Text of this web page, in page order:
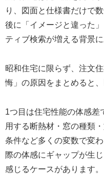
り、図面と仕様書だけで
後に「イメージと違った
ティブ検索が増える背景に
昭和住宅に限らず、注文
悔」の原因をまとめると
1つ目は住宅性能の体感差
用する断熱材・窓の種類
条件など多くの変数で変
際の体感にギャップが生
感じるケースがあります。